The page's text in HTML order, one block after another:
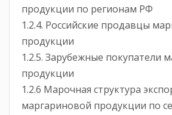
продукции по регионам РФ
1.2.4. Российские продавцы
продукции
1.2.5. Зарубежные покупатели
продукции
1.2.6 Марочная структура
маргариновой продукции по